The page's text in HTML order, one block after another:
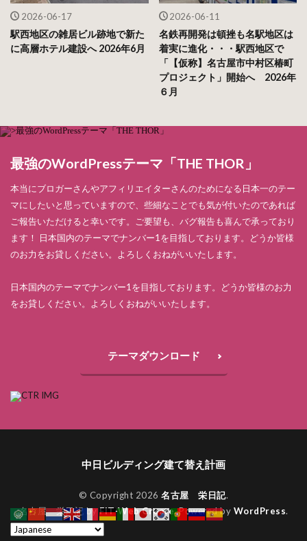
2026-06-17
駅西地区の雑居ビル跡地で新た
に高層ホテル建設へ 2026年6月
2026-06-11
名鉄再開発は頓挫も名駅地区は
着実に進化・・・駅西地区で
「【仮称】名古屋市中村区椿町
プロジェクト」開始へ 2026年
６月
最強のWordPressテーマ「THE THOR」
本当にブロガーさんやアフィリエイターさんのためになる日本一のテー
マにしたいと思っていますので、些細なことでも気が付いたのであれば
ご報告いただけると幸いです。ご要望も、バグ報告も喜んで承っており
ます！ 日本国内のテーマでナンバー1を目指しております。どうか皆様
のお力をお貸しください。よろしくおねがいいたします。
日本国内のテーマでナンバー1を目指しております。どうか皆様のお力
をお貸しください。よろしくおねがいいたします。
テーマダウンロード
中日ビルディング建て替え計画
© Copyright 2026名古屋 栄日記.
名古屋 栄日記 byFIT-Web Create. Powered by WordPress.